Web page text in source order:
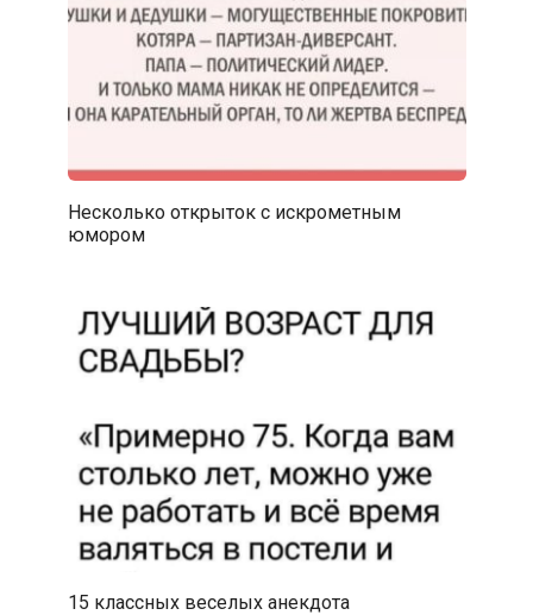
Несколько открыток с искрометным
юмором
15 классных веселых анекдота